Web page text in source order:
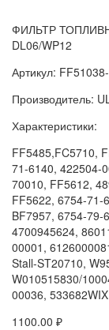
ФИЛЬТР
DL06/WP12
Артикул:
Производитель:
Характеристики:
FF5485,FC5710,
71-6140, 422504-
70010, FF5612,
FF5622, 6754-71-
BF7957, 6754-79-
4700945624,
00001,
Stall-ST20710,
W010515830/
00036, 533682WIX
1100.00 ₽